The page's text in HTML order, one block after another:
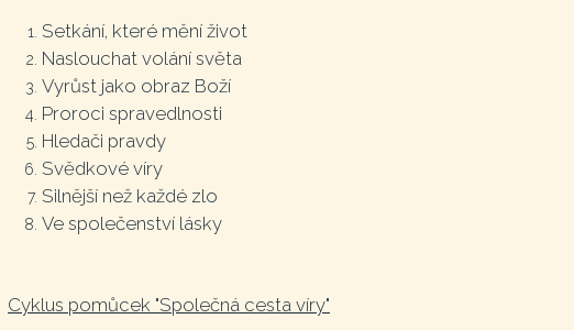
Setkání, které mění život
Naslouchat volání světa
Vyrůst jako obraz Boží
Proroci spravedlnosti
Hledači pravdy
Svědkové víry
Silnější než každé zlo
Ve společenství lásky
Cyklus pomůcek "Společná cesta víry"